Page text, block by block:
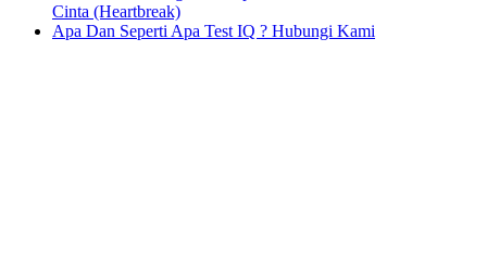
Cinta (Heartbreak)
Apa Dan Seperti Apa Test IQ ? Hubungi Kami